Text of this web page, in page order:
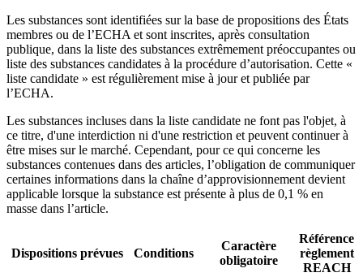
Les substances sont identifiées sur la base de propositions des États
membres ou de l’ECHA et sont inscrites, après consultation
publique, dans la liste des substances extrêmement préoccupantes ou
liste des substances candidates à la procédure d’autorisation. Cette «
liste candidate » est régulièrement mise à jour et publiée par
l’ECHA.
Les substances incluses dans la liste candidate ne font pas l'objet, à
ce titre, d'une interdiction ni d'une restriction et peuvent continuer à
être mises sur le marché. Cependant, pour ce qui concerne les
substances contenues dans des articles, l’obligation de communiquer
certaines informations dans la chaîne d’approvisionnement devient
applicable lorsque la substance est présente à plus de 0,1 % en
masse dans l’article.
Dispositions prévues Conditions
Caractère
obligatoire
Référence
règlement
REACH